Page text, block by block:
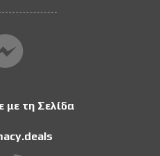
με τη Σελίδα